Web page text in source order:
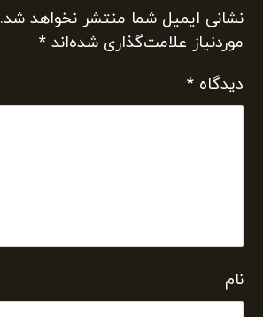
نشانی ایمیل شما منتشر نخواهد شد.
موردنیاز علامت‌گذاری شده‌اند*
دیدگاه*
نام